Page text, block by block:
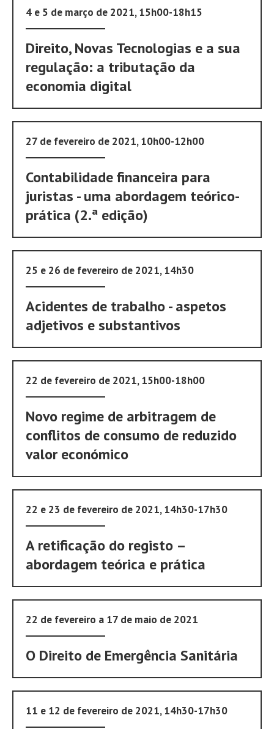
4 e 5 de março de 2021, 15h00-18h15
Direito, Novas Tecnologias e a sua
regulação: a tributação da
economia digital
27 de fevereiro de 2021, 10h00-12h00
Contabilidade financeira para
juristas - uma abordagem teórico-
prática (2.ª edição)
25 e 26 de fevereiro de 2021, 14h30
Acidentes de trabalho - aspetos
adjetivos e substantivos
22 de fevereiro de 2021, 15h00-18h00
Novo regime de arbitragem de
conflitos de consumo de reduzido
valor económico
22 e 23 de fevereiro de 2021, 14h30-17h30
A retificação do registo –
abordagem teórica e prática
22 de fevereiro a 17 de maio de 2021
O Direito de Emergência Sanitária
11 e 12 de fevereiro de 2021, 14h30-17h30